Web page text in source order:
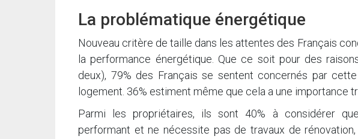
La problématique énergétique
Nouveau critère de taille dans les attentes des Français
la performance énergétique. Que ce soit pour des
deux), 79% des Français se sentent concernés par
logement. 36% estiment même que cela a une importance
Parmi les propriétaires, ils sont 40% à considérer
performant et ne nécessite pas de travaux de